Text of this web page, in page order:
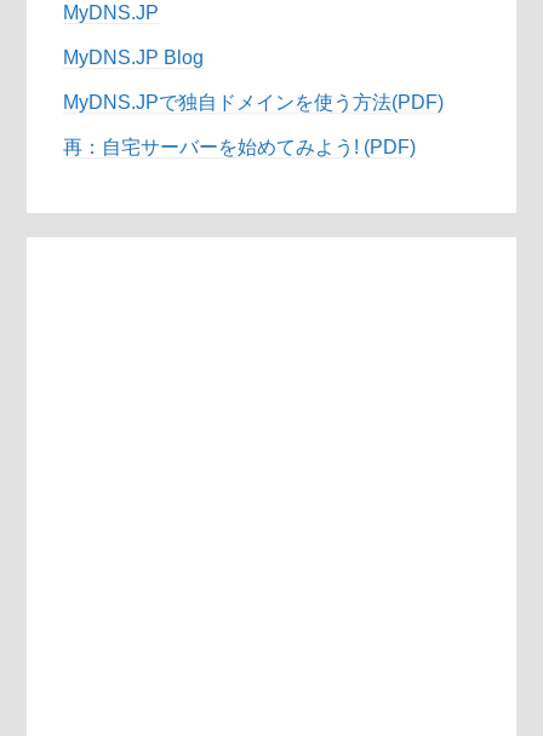
MyDNS.JP
MyDNS.JP Blog
MyDNS.JPで独自ドメインを使う方法(PDF)
再：自宅サーバーを始めてみよう! (PDF)